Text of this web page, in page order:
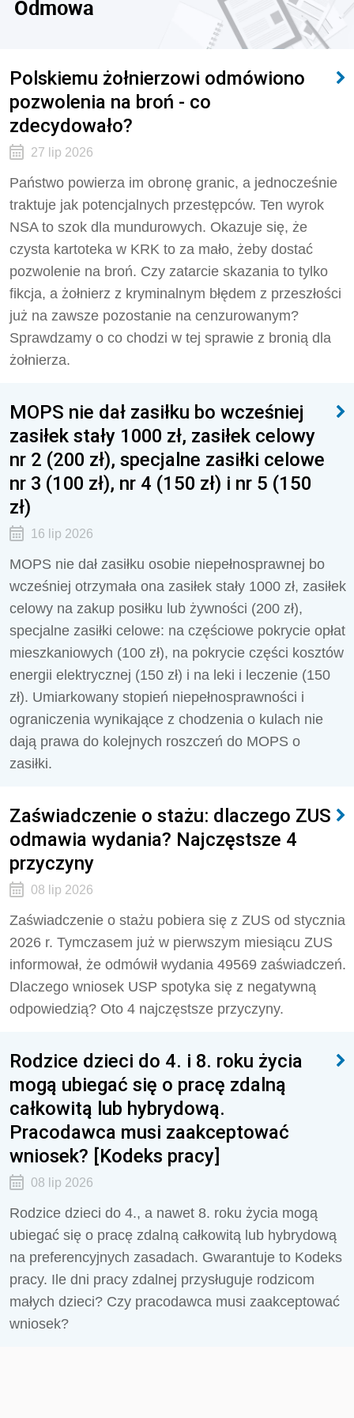
Odmowa
Polskiemu żołnierzowi odmówiono
pozwolenia na broń - co
zdecydowało?
27 lip 2026
Państwo powierza im obronę granic, a jednocześnie
traktuje jak potencjalnych przestępców. Ten wyrok
NSA to szok dla mundurowych. Okazuje się, że
czysta kartoteka w KRK to za mało, żeby dostać
pozwolenie na broń. Czy zatarcie skazania to tylko
fikcja, a żołnierz z kryminalnym błędem z przeszłości
już na zawsze pozostanie na cenzurowanym?
Sprawdzamy o co chodzi w tej sprawie z bronią dla
żołnierza.
MOPS nie dał zasiłku bo wcześniej
zasiłek stały 1000 zł, zasiłek celowy
nr 2 (200 zł), specjalne zasiłki celowe
nr 3 (100 zł), nr 4 (150 zł) i nr 5 (150
zł)
16 lip 2026
MOPS nie dał zasiłku osobie niepełnosprawnej bo
wcześniej otrzymała ona zasiłek stały 1000 zł, zasiłek
celowy na zakup posiłku lub żywności (200 zł),
specjalne zasiłki celowe: na częściowe pokrycie opłat
mieszkaniowych (100 zł), na pokrycie części kosztów
energii elektrycznej (150 zł) i na leki i leczenie (150
zł). Umiarkowany stopień niepełnosprawności i
ograniczenia wynikające z chodzenia o kulach nie
dają prawa do kolejnych roszczeń do MOPS o
zasiłki.
Zaświadczenie o stażu: dlaczego ZUS
odmawia wydania? Najczęstsze 4
przyczyny
08 lip 2026
Zaświadczenie o stażu pobiera się z ZUS od stycznia
2026 r. Tymczasem już w pierwszym miesiącu ZUS
informował, że odmówił wydania 49569 zaświadczeń.
Dlaczego wniosek USP spotyka się z negatywną
odpowiedzią? Oto 4 najczęstsze przyczyny.
Rodzice dzieci do 4. i 8. roku życia
mogą ubiegać się o pracę zdalną
całkowitą lub hybrydową.
Pracodawca musi zaakceptować
wniosek? [Kodeks pracy]
08 lip 2026
Rodzice dzieci do 4., a nawet 8. roku życia mogą
ubiegać się o pracę zdalną całkowitą lub hybrydową
na preferencyjnych zasadach. Gwarantuje to Kodeks
pracy. Ile dni pracy zdalnej przysługuje rodzicom
małych dzieci? Czy pracodawca musi zaakceptować
wniosek?